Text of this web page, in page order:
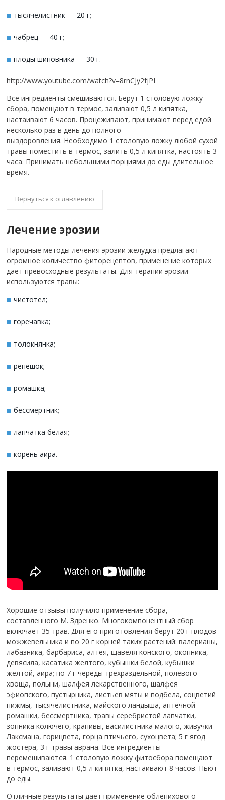
тысячелистник — 20 г;
чабрец — 40 г;
плоды шиповника — 30 г.
http://www.youtube.com/watch?v=8rnCJy2fjPI
Все ингредиенты смешиваются. Берут 1 столовую ложку
сбора, помещают в термос, заливают 0,5 л кипятка,
настаивают 6 часов. Процеживают, принимают перед едой
несколько раз в день до полного
выздоровления. Необходимо 1 столовую ложку любой сухой
травы поместить в термос, залить 0,5 л кипятка, настоять 3
часа. Принимать небольшими порциями до еды длительное
время.
Вернуться к оглавлению
Лечение эрозии
Народные методы лечения эрозии желудка предлагают
огромное количество фиторецептов, применение которых
дает превосходные результаты. Для терапии эрозии
используются травы:
чистотел;
горечавка;
толокнянка;
репешок;
ромашка;
бессмертник;
лапчатка белая;
корень аира.
Хорошие отзывы получило применение сбора,
составленного М. Здренко. Многокомпонентный сбор
включает 35 трав. Для его приготовления берут 20 г плодов
можжевельника и по 20 г корней таких растений: валерианы,
лабазника, барбариса, алтея, щавеля конского, окопника,
девясила, касатика желтого, кубышки белой, кубышки
желтой, аира; по 7 г череды трехраздельной, полевого
хвоща, полыни, шалфея лекарственного, шалфея
эфиопского, пустырника, листьев мяты и подбела, соцветий
пижмы, тысячелистника, майского ландыша, аптечной
ромашки, бессмертника, травы серебристой лапчатки,
зопника колючего, крапивы, василистника малого, живучки
Лаксмана, горицвета, горца птичьего, сухоцвета; 5 г ягод
жостера, 3 г травы аврана. Все ингредиенты
перемешиваются. 1 столовую ложку фитосбора помещают
в термос, заливают 0,5 л кипятка, настаивают 8 часов. Пьют
до еды.
Отличные результаты дает применение облепихового